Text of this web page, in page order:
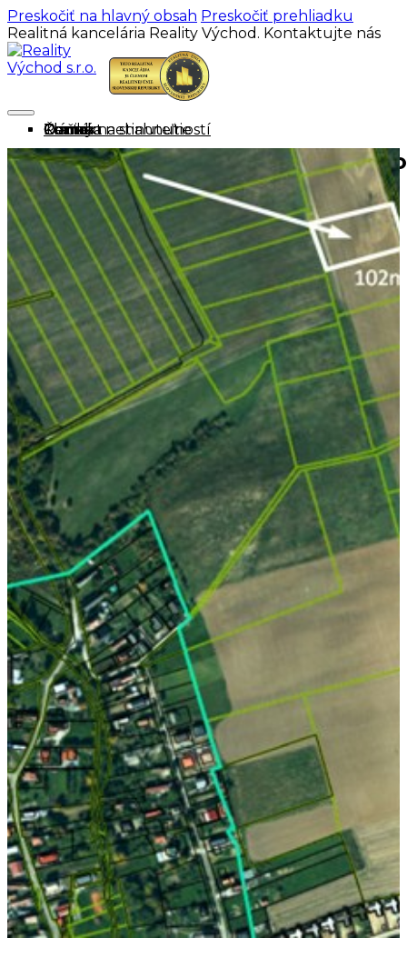
Preskočiť na hlavný obsah Preskočiť prehliadku
Realitná kancelária Reality Východ. Kontaktujte nás
Domov
Ponuka nehnuteľností
Cenník
O mne
Tlačivá na stiahnutie
Články
Kontakt
“PREDANÉ” Znížená cena
5€/1m²